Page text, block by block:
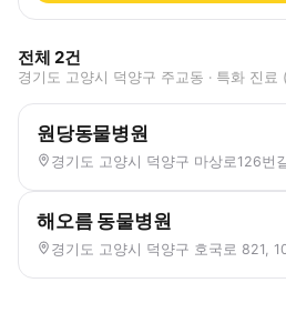
전체 2건
경기도 고양시 덕양구 주교동 · 특화 진료
원당동물병원
경기도 고양시 덕양구 마상로126번
해오름 동물병원
경기도 고양시 덕양구 호국로 821,